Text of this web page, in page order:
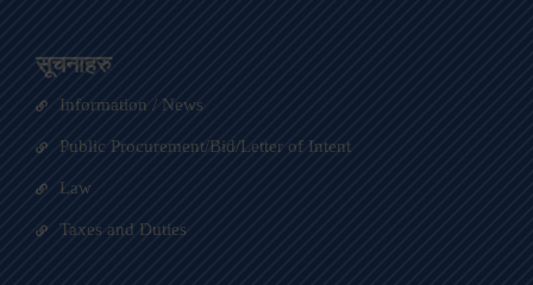
सूचनाहरु
Information / News
Public Procurement/Bid/Letter of Intent
Law
Taxes and Duties